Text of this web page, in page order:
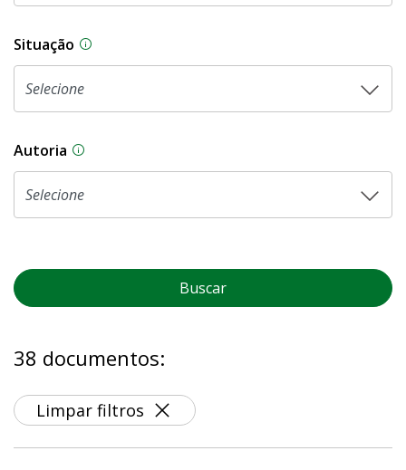
Situação Na CLDF, as proposições legislativas
Autoria As proposições legislativas na CLDF podem
Buscar
38 documentos:
Limpar filtros